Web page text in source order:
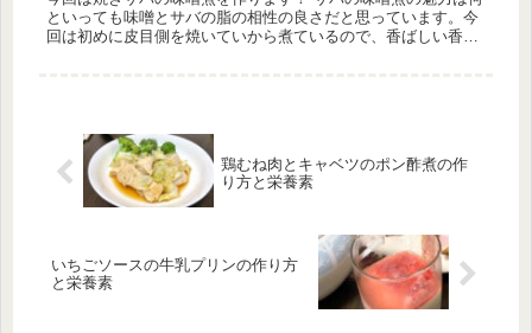
といっても味噌とサバの脂の相性の良さだと思っています。今
回は初めに皮目側を焼いていから煮ているので、香ばしい香り
鶏むね肉とキャベツのポン酢煮の作
り方と栄養素
いちごソースの牛乳プリンの作り方
と栄養素